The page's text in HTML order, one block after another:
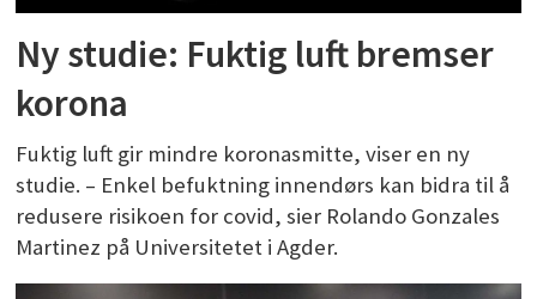
Ny studie: Fuktig luft bremser
korona
Fuktig luft gir mindre koronasmitte, viser en ny
studie. – Enkel befuktning innendørs kan bidra til å
redusere risikoen for covid, sier Rolando Gonzales
Martinez på Universitetet i Agder.